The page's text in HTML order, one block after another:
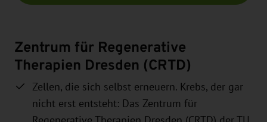
Zentrum für Regenerative
Therapien Dresden (CRTD)
Zellen, die sich selbst erneuern. Krebs, der gar
nicht erst entsteht: Das Zentrum für